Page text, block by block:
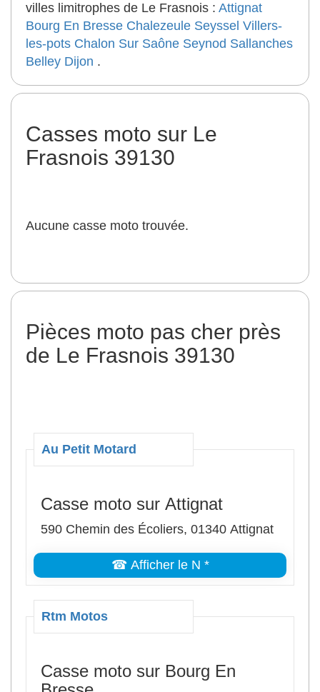
villes limitrophes de Le Frasnois : Attignat
Bourg En Bresse Chalezeule Seyssel Villers-
les-pots Chalon Sur Saône Seynod Sallanches
Belley Dijon .
Casses moto sur Le
Frasnois 39130
Aucune casse moto trouvée.
Pièces moto pas cher près
de Le Frasnois 39130
Au Petit Motard
Casse moto sur Attignat
590 Chemin des Écoliers, 01340 Attignat
☎ Afficher le N *
Rtm Motos
Casse moto sur Bourg En